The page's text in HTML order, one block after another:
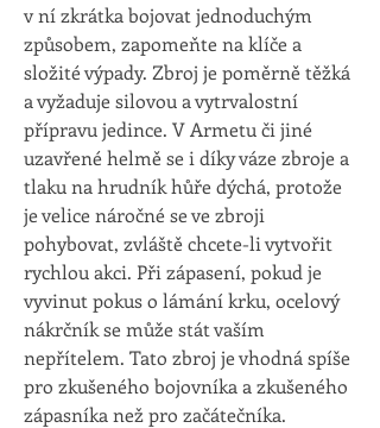
v ní zkrátka bojovat jednoduchým
způsobem, zapomeňte na klíče a
složité výpady. Zbroj je poměrně těžká
a vyžaduje silovou a vytrvalostní
přípravu jedince. V Armetu či jiné
uzavřené helmě se i díky váze zbroje a
tlaku na hrudník hůře dýchá, protože
je velice náročné se ve zbroji
pohybovat, zvláště chcete-li vytvořit
rychlou akci. Při zápasení, pokud je
vyvinut pokus o lámání krku, ocelový
nákrčník se může stát vaším
nepřítelem. Tato zbroj je vhodná spíše
pro zkušeného bojovníka a zkušeného
zápasníka než pro začátečníka.